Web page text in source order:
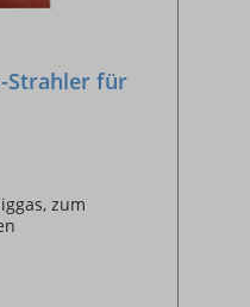
Strahler für
zum